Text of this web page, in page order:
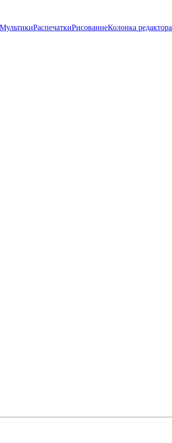
МультикиРаспечаткиРисованиеКолонка редактора